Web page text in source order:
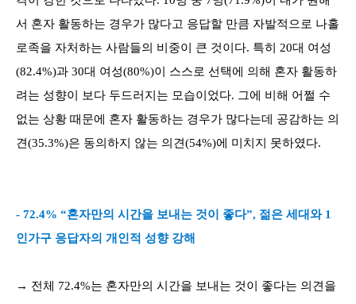
서 혼자 활동하는 경우가 많다고 응답할 만큼 자발적으로 나홀
로족을 자처하는 사람들의 비중이 큰 것이다. 특히 20대 여성
(82.4%)과 30대 여성(80%)이 스스로 선택에 의해 혼자 활동하
려는 성향이 보다 두드러지는 모습이었다. 그에 비해 어쩔 수
없는 상황 때문에 혼자 활동하는 경우가 많다는데 공감하는 의
견(35.3%)은 동의하지 않는 의견(54%)에 미치지 못하였다.
- 72.4% “혼자만의 시간을 보내는 것이 좋다”, 젊은 세대와 1
인가구 응답자의 개인적 성향 강해
→ 전체 72.4%는 혼자만의 시간을 보내는 것이 좋다는 의견을